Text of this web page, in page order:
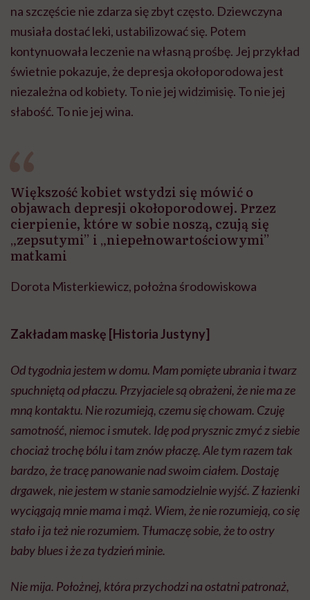
na szczęście nie zdarza się zbyt często. Dziewczyna
musiała dostać leki, ustabilizować się. Potem
kontynuowała leczenie na własną prośbę. Jej przykład
świetnie pokazuje, że depresja okołoporodowa jest
niezależna od kobiety. To nie jej widzimisię. To nie jej
słabość. To nie jej wina.
Większość kobiet wstydzi się mówić o
objawach depresji okołoporodowej. Przez
cierpienie, które w sobie noszą, czują się
„zepsutymi” i „niepełnowartościowymi”
matkami
Dorota Misterkiewicz, położna środowiskowa
Zakładam maskę [Historia Justyny]
Od tygodnia jestem w domu. Mam pomięte ubrania i twarz
spuchniętą od płaczu. Przyjaciele są obrażeni, że nie ma ze
mną kontaktu. Nie rozumieją, czemu się chowam. Czuję
samotność, niemoc i smutek. Idę pod prysznic zmyć z siebie
chociaż trochę bólu i tam znów płaczę. Ale tym razem tak
bardzo, że tracę panowanie nad swoim ciałem. Dostaję
drgawek, nie jestem w stanie samodzielnie wyjść. Z łazienki
wyciągają mnie mama i mąż. Wiem, że nie rozumieją, co się
stało i ja też nie rozumiem. Tłumaczę sobie, że to ostry
baby blues i że za tydzień minie.
Nie mija. Położnej, która przychodzi na ostatni patronaż,